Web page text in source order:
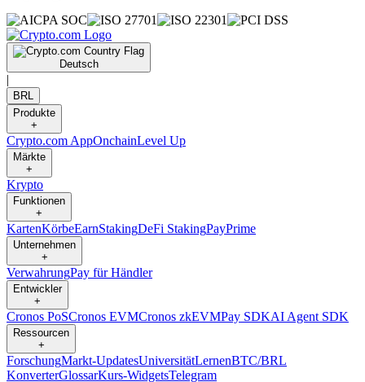
Deutsch
|
BRL
Produkte
+
Crypto.com AppOnchainLevel Up
Märkte
+
Krypto
Funktionen
+
KartenKörbeEarnStakingDeFi StakingPayPrime
Unternehmen
+
VerwahrungPay für Händler
Entwickler
+
Cronos PoSCronos EVMCronos zkEVMPay SDKAI Agent SDK
Ressourcen
+
ForschungMarkt-UpdatesUniversitätLernenBTC/BRL
KonverterGlossarKurs-WidgetsTelegram